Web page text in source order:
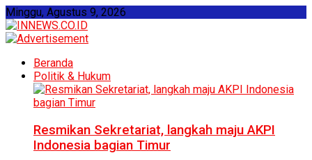
Minggu, Agustus 9, 2026
Beranda
Politik & Hukum
Resmikan Sekretariat, langkah maju AKPI
Indonesia bagian Timur